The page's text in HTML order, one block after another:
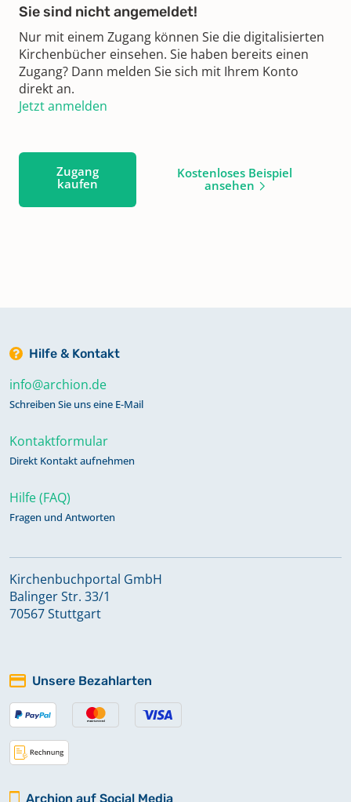
Sie sind nicht angemeldet!
Nur mit einem Zugang können Sie die digitalisierten
Kirchenbücher einsehen. Sie haben bereits einen
Zugang? Dann melden Sie sich mit Ihrem Konto
direkt an.
Jetzt anmelden
Zugang
kaufen
Kostenloses Beispiel
ansehen
Hilfe & Kontakt
info@archion.de
Schreiben Sie uns eine E-Mail
Kontaktformular
Direkt Kontakt aufnehmen
Hilfe (FAQ)
Fragen und Antworten
Kirchenbuchportal GmbH
Balinger Str. 33/1
70567 Stuttgart
Unsere Bezahlarten
Archion auf Social Media